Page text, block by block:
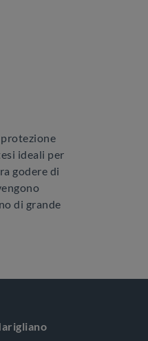
ideali per
godere di
di grande